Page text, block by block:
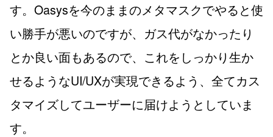
す。Oasysを今のままのメタマスクでやると使
い勝手が悪いのですが、ガス代がなかったり
とか良い面もあるので、これをしっかり生か
せるようなUI/UXが実現できるよう、全てカス
タマイズしてユーザーに届けようとしていま
す。